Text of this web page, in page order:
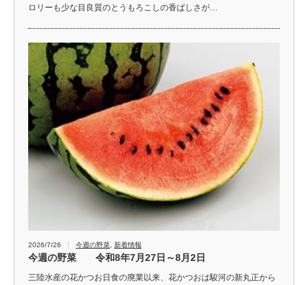
ロリーも少な目良質のとうもろこしの香ばしさが…
2026/7/26 今週の野菜 新着情報
今週の野菜 令和8年7月27日～8月2日
三陸水産の花かつお日食の廃業以来、花かつおは駿河の新丸正から